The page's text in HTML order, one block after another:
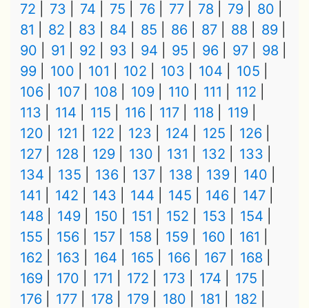
72
73 74 75 76 77 78 79
80
81
82 83 84 85 86 87 88
89
90
91 92 93 94 95 96 97
98
99
100 101 102 103 104
105
106
107 108 109 110 111
112
113
114 115 116 117 118
119
120
121 122 123 124 125
126
127
128 129 130 131 132
133
134
135 136 137 138 139
140
141
142 143 144 145 146
147
148
149 150 151 152 153
154
155
156 157 158 159 160
161
162
163 164 165 166 167
168
169
170 171 172 173 174
175
176
177 178 179 180 181
182